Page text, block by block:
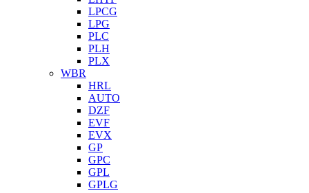
LPCG
LPG
PLC
PLH
PLX
WBR
HRL
AUTO
DZF
EVF
EVX
GP
GPC
GPL
GPLG